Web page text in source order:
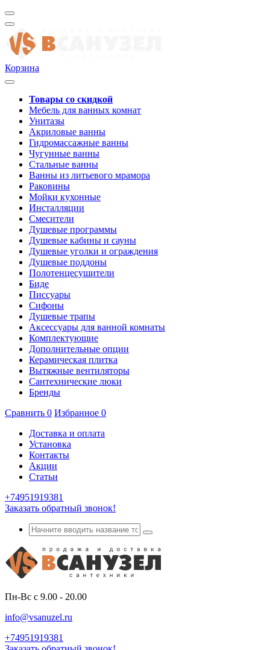
Корзина
Товары со скидкой
Мебель для ванных комнат
Унитазы
Акриловые ванны
Гидромассажные ванны
Чугунные ванны
Стальные ванны
Ванны из литьевого мрамора
Раковины
Мойки кухонные
Инсталляции
Смесители
Душевые программы
Душевые кабины и сауны
Душевые уголки и ограждения
Душевые поддоны
Полотенцесушители
Биде
Писсуары
Сифоны
Душевые трапы
Аксессуары для ванной комнаты
Комплектующие
Дополнительные опции
Керамическая плитка
Вытяжные вентиляторы
Сантехнические люки
Бренды
Сравнить 0 Избранное 0
Доставка и оплата
Установка
Контакты
Акции
Статьи
+74951919381
Заказать обратный звонок!
Пн-Вс с 9.00 - 20.00
info@vsanuzel.ru
+74951919381